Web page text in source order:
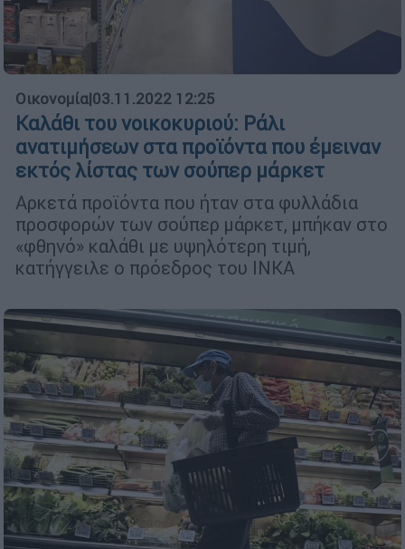
Οικονομία|03.11.2022 12:25
Καλάθι του νοικοκυριού: Ράλι
ανατιμήσεων στα προϊόντα που έμειναν
εκτός λίστας των σούπερ μάρκετ
Aρκετά προϊόντα που ήταν στα φυλλάδια
προσφορών των σούπερ μάρκετ, μπήκαν στο
«φθηνό» καλάθι με υψηλότερη τιμή,
κατήγγειλε ο πρόεδρος του ΙΝΚΑ